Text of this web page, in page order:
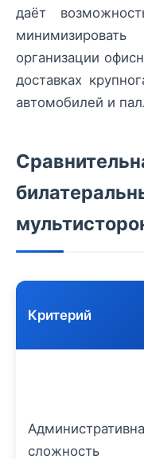
даёт
организации
доставках
автомобилей и
Критерий
сложность